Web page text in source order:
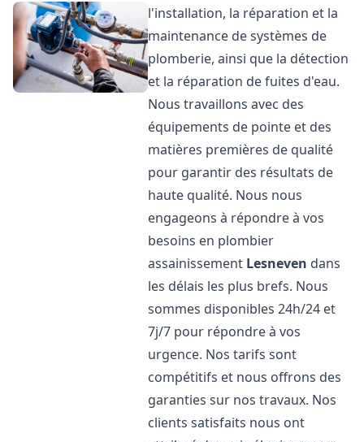
l'installation, la réparation et la
maintenance de systèmes de
plomberie, ainsi que la détection
et la réparation de fuites d'eau.
Nous travaillons avec des
équipements de pointe et des
matières premières de qualité
pour garantir des résultats de
haute qualité. Nous nous
engageons à répondre à vos
besoins en plombier
assainissement Lesneven dans
les délais les plus brefs. Nous
sommes disponibles 24h/24 et
7j/7 pour répondre à vos
urgence. Nos tarifs sont
compétitifs et nous offrons des
garanties sur nos travaux. Nos
clients satisfaits nous ont